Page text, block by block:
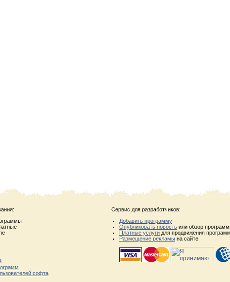
софта
Сервис для разработчиков:
Добавить программу
Опубликовать новость или обзор
Платные услуги для продвижения программ
Размещение рекламы на сайте